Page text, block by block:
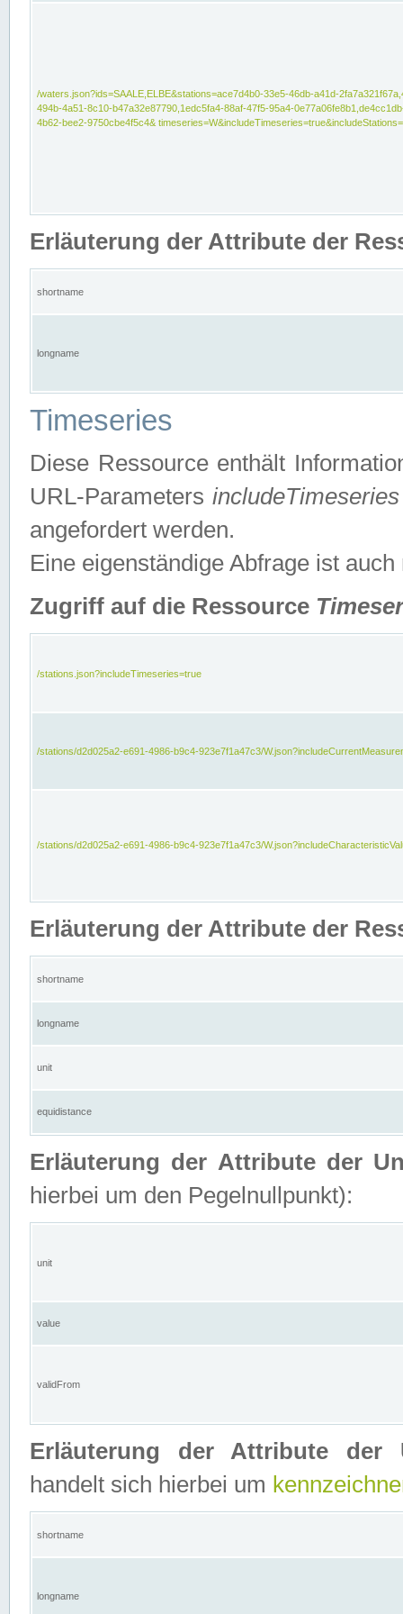
/waters.json?ids=SAALE,ELBE&stations=ace7d4b0-33e5-46db-a41d-
494b-4a51-8c10-b47a32e87790,1edc5fa4-88af-47f5-95a4-
4b62-bee2-9750cbe4f5c4&
Erläuterung der Attribute der
shortname
longname
Timeseries
Diese Ressource enthält
URL-ParametersincludeTimeseries
angefordert werden.
Eine eigenständige Abfrage ist auch
Zugriff auf die Ressource
/stations.json?includeTimeseries=true
/stations/d2d025a2-e691-4986-b9c4-923e7f1a47c3/
/stations/d2d025a2-e691-4986-b9c4-923e7f1a47c3/
Erläuterung der Attribute der
shortname
longname
unit
equidistance
Erläuterung der Attribute der
hierbei um den Pegelnullpunkt):
unit
value
validFrom
Erläuterung der Attribute der
handelt sich hierbei um
shortname
longname